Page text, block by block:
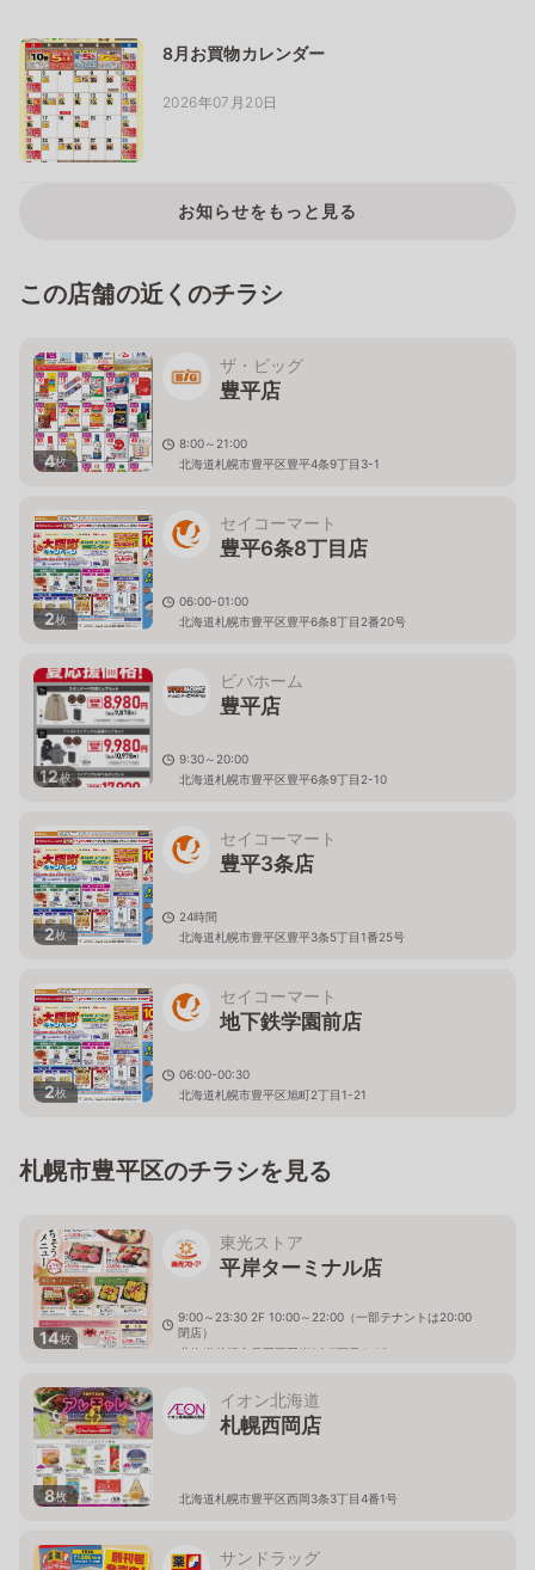
8月お買物カレンダー
2026年07月20日
お知らせをもっと見る
この店舗の近くのチラシ
4枚
ザ・ビッグ
豊平店
8:00～21:00
北海道札幌市豊平区豊平4条9丁目3-1
2枚
セイコーマート
豊平6条8丁目店
06:00-01:00
北海道札幌市豊平区豊平6条8丁目2番20号
12枚
ビバホーム
豊平店
9:30～20:00
北海道札幌市豊平区豊平6条9丁目2-10
2枚
セイコーマート
豊平3条店
24時間
北海道札幌市豊平区豊平3条5丁目1番25号
2枚
セイコーマート
地下鉄学園前店
06:00-00:30
北海道札幌市豊平区旭町2丁目1-21
札幌市豊平区のチラシを見る
14枚
東光ストア
平岸ターミナル店
9:00～23:30 2F 10:00～22:00（一部テナントは20:00
閉店）
北海道札幌市豊平区平岸2条7丁目4-35
8枚
イオン北海道
札幌西岡店
北海道札幌市豊平区西岡3条3丁目4番1号
サンドラッグ